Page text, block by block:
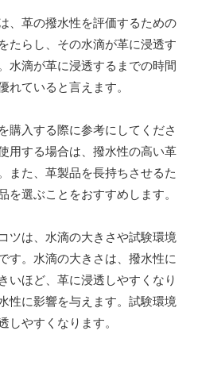
、革の撥水性を評価するための
たらし、その水滴が革に浸透す
水滴が革に浸透するまでの時間
れていると言えます。
購入する際に参考にしてくださ
用する場合は、撥水性の高い革
また、革製品を長持ちさせるた
を選ぶことをおすすめします。
ツは、水滴の大きさや試験環境
す。水滴の大きさは、撥水性に
いほど、革に浸透しやすくなり
性に影響を与えます。試験環境
しやすくなります。